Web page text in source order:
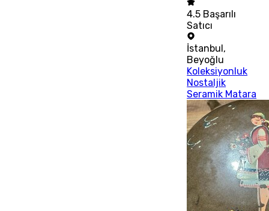
4.5 Başarılı
Satıcı
İstanbul ,
Beyoğlu
Koleksiyonluk
Nostaljik
Seramik Matara